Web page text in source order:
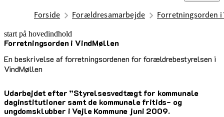
Forside Forældresamarbejde Forretningsorden i
start på hovedindhold
Forretningsorden i VindMøllen
En beskrivelse af forretningsordenen for forældrebestyrelsen i
VindMøllen
senest opdateret 12. august 2025
Udarbejdet efter ”Styrelsesvedtægt for kommunale
daginstitutioner samt de kommunale fritids- og
ungdomsklubber i Vejle Kommune juni 2009.